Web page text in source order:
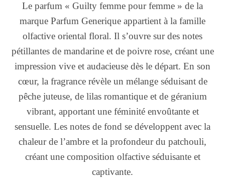
Le parfum « Guilty femme pour femme » de la
marque Parfum Generique appartient à la famille
olfactive oriental floral. Il s’ouvre sur des notes
pétillantes de mandarine et de poivre rose, créant une
impression vive et audacieuse dès le départ. En son
cœur, la fragrance révèle un mélange séduisant de
pêche juteuse, de lilas romantique et de géranium
vibrant, apportant une féminité envoûtante et
sensuelle. Les notes de fond se développent avec la
chaleur de l’ambre et la profondeur du patchouli,
créant une composition olfactive séduisante et
captivante.